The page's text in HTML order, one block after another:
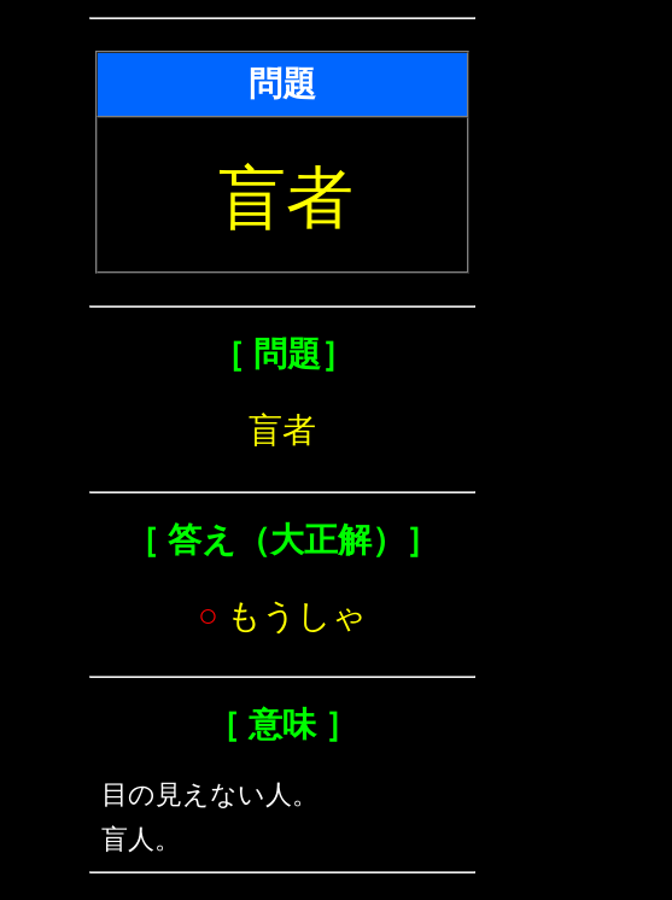
問題
盲者
［ 問題］
盲者
［ 答え（大正解）］
○ もうしゃ
［ 意味 ］
目の見えない人。
盲人。